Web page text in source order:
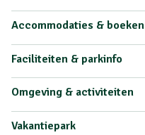
Accommodaties & boeken
Faciliteiten & parkinfo
Omgeving & activiteiten
Vakantiepark